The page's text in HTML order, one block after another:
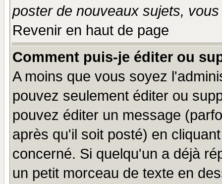
poster de nouveaux sujets,
Revenir en haut de page
Comment puis-je éditer ou
A moins que vous soyez
pouvez seulement éditer ou
pouvez éditer un message
après qu'il soit posté) en
concerné. Si quelqu'un a déjà
un petit morceau de texte en